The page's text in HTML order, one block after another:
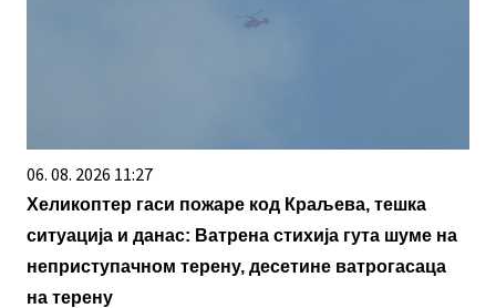
06. 08. 2026 11:27
Хеликоптер гаси пожаре код Краљева, тешка
ситуација и данас: Ватрена стихија гута шуме на
неприступачном терену, десетине ватрогасаца
на терену